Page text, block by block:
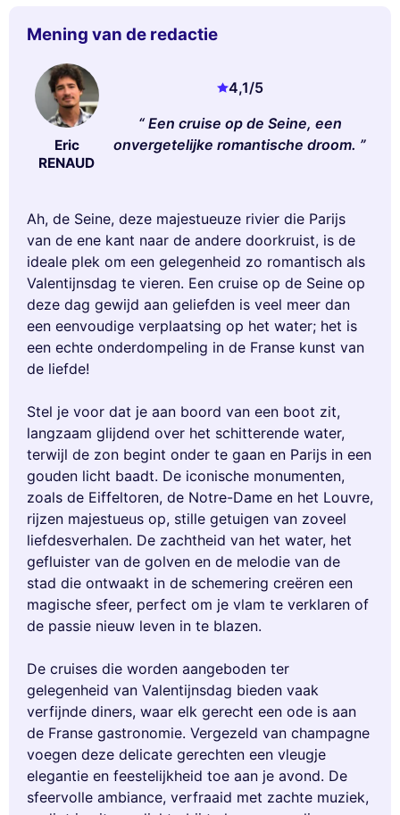
Mening van de redactie
Eric
RENAUD
4,1/5
Een cruise op de Seine, een
onvergetelijke romantische droom.
Ah, de Seine, deze majestueuze rivier die Parijs
van de ene kant naar de andere doorkruist, is de
ideale plek om een gelegenheid zo romantisch als
Valentijnsdag te vieren. Een cruise op de Seine op
deze dag gewijd aan geliefden is veel meer dan
een eenvoudige verplaatsing op het water; het is
een echte onderdompeling in de Franse kunst van
de liefde!
Stel je voor dat je aan boord van een boot zit,
langzaam glijdend over het schitterende water,
terwijl de zon begint onder te gaan en Parijs in een
gouden licht baadt. De iconische monumenten,
zoals de Eiffeltoren, de Notre-Dame en het Louvre,
rijzen majestueus op, stille getuigen van zoveel
liefdesverhalen. De zachtheid van het water, het
gefluister van de golven en de melodie van de
stad die ontwaakt in de schemering creëren een
magische sfeer, perfect om je vlam te verklaren of
de passie nieuw leven in te blazen.
De cruises die worden aangeboden ter
gelegenheid van Valentijnsdag bieden vaak
verfijnde diners, waar elk gerecht een ode is aan
de Franse gastronomie. Vergezeld van champagne
voegen deze delicate gerechten een vleugje
elegantie en feestelijkheid toe aan je avond. De
sfeervolle ambiance, verfraaid met zachte muziek,